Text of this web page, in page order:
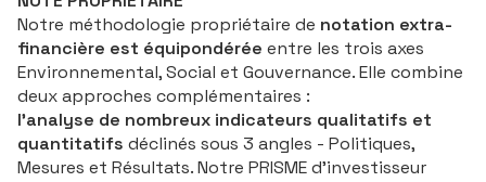
Notre méthodologie propriétaire de notation extra-
financière est équipondérée entre les trois axes
Environnemental, Social et Gouvernance. Elle combine
deux approches complémentaires :
l’analyse de nombreux indicateurs qualitatifs et
quantitatifs déclinés sous 3 angles - Politiques,
Mesures et Résultats. Notre PRISME d'investisseur